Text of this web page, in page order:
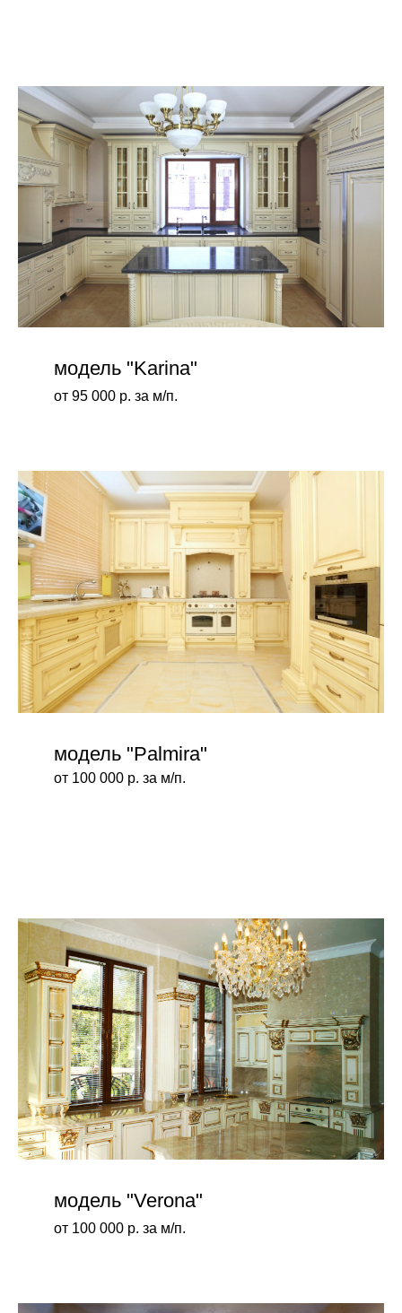
модель "Karina"
от 95 000 р. за м/п.
модель "Palmira"
от 100 000 р. за м/п.
модель "Verona"
от 100 000 р. за м/п.